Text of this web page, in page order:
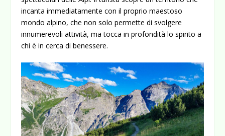
incanta immediatamente con il proprio maestoso
mondo alpino, che non solo permette di svolgere
innumerevoli attività, ma tocca in profondità lo spirito a
chi è in cerca di benessere.